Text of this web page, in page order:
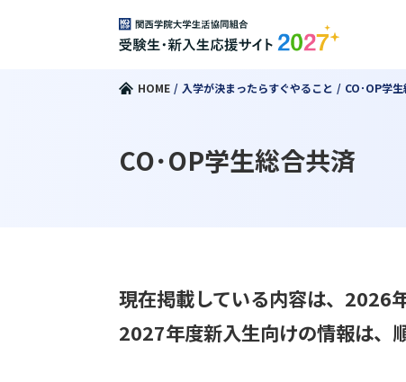
HOME 入学が決まったらすぐやること CO･OP学
CO･OP学生総合共済
現在掲載している内容は、2026
2027年度新入生向けの情報は、